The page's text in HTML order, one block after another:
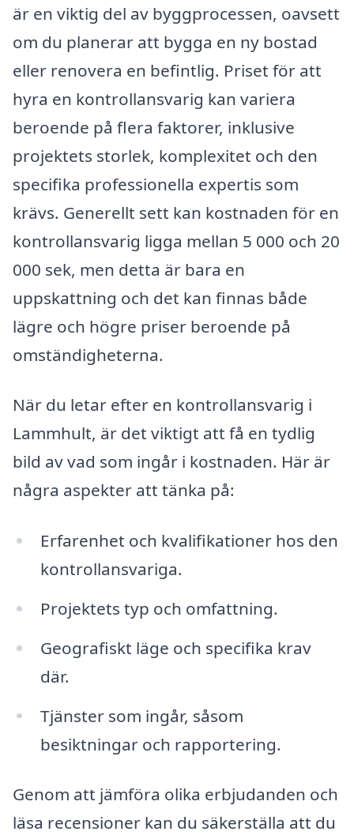
är en viktig del av byggprocessen, oavsett
om du planerar att bygga en ny bostad
eller renovera en befintlig. Priset för att
hyra en kontrollansvarig kan variera
beroende på flera faktorer, inklusive
projektets storlek, komplexitet och den
specifika professionella expertis som
krävs. Generellt sett kan kostnaden för en
kontrollansvarig ligga mellan 5 000 och 20
000 sek, men detta är bara en
uppskattning och det kan finnas både
lägre och högre priser beroende på
omständigheterna.
När du letar efter en kontrollansvarig i
Lammhult, är det viktigt att få en tydlig
bild av vad som ingår i kostnaden. Här är
några aspekter att tänka på:
Erfarenhet och kvalifikationer hos den
kontrollansvariga.
Projektets typ och omfattning.
Geografiskt läge och specifika krav
där.
Tjänster som ingår, såsom
besiktningar och rapportering.
Genom att jämföra olika erbjudanden och
läsa recensioner kan du säkerställa att du